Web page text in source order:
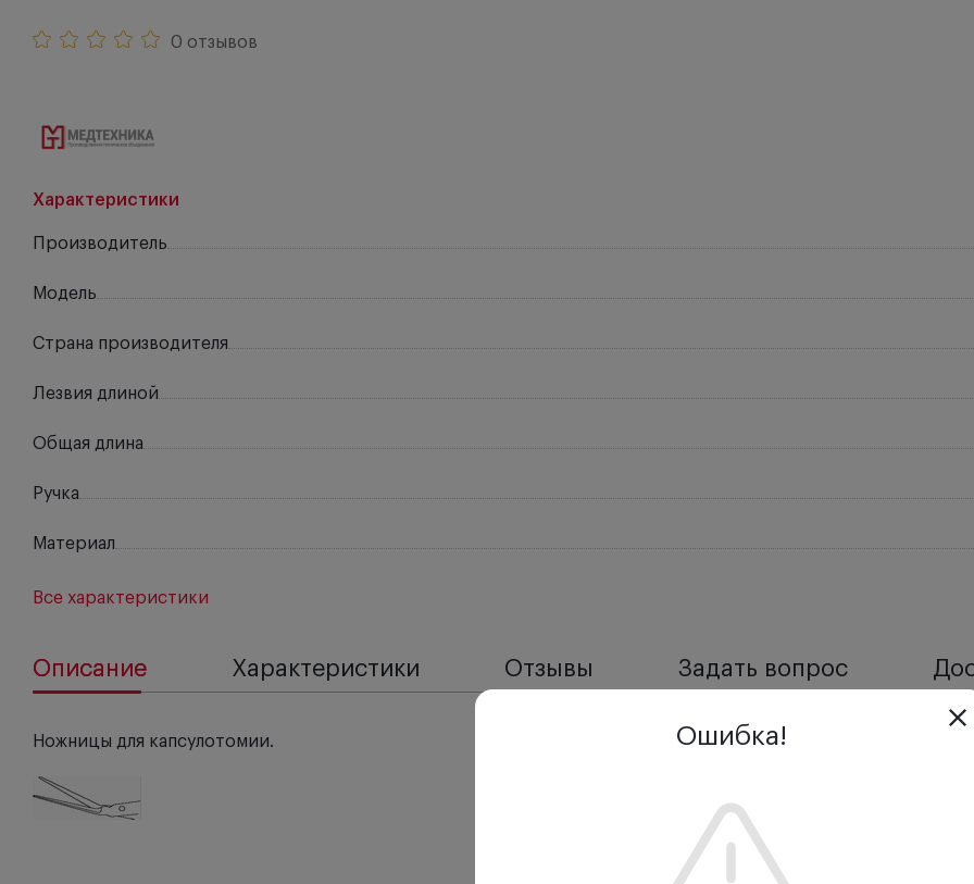
0 отзывов
Характеристики
Производитель
Модель
Страна производителя
Лезвия длиной
Общая длина
Ручка
Материал
Все характеристики
Описание Характеристики Отзывы Задать вопрос
Ножницы для капсулотомии. Ошибка!